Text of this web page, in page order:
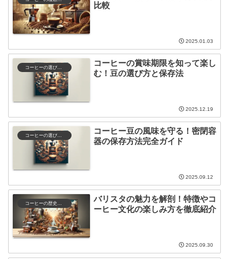
比較
2025.01.03
コーヒーの賞味期限を知って楽し
む！豆の選び方と保存法
2025.12.19
コーヒーの選び方と保存
コーヒー豆の風味を守る！密閉容
器の保存方法完全ガイド
2025.09.12
コーヒーの歴史と文化
バリスタの魅力を解剖！特徴やコ
ーヒー文化の楽しみ方を徹底紹介
2025.09.30